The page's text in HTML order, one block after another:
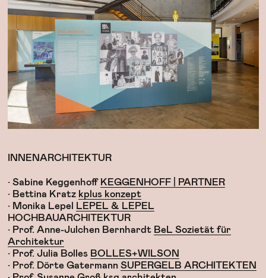
INNENARCHITEKTUR
• Sabine Keggenhoff KEGGENHOFF | PARTNER
• Bettina Kratz kplus konzept
• Monika Lepel
LEPEL & LEPEL
HOCHBAUARCHITEKTUR
• Prof. Anne-Julchen Bernhardt BeL Sozietät für
Architektur
• Prof. Julia Bolles BOLLES+WILSON
• Prof. Dörte Gatermann SUPERGELB ARCHITEKTEN